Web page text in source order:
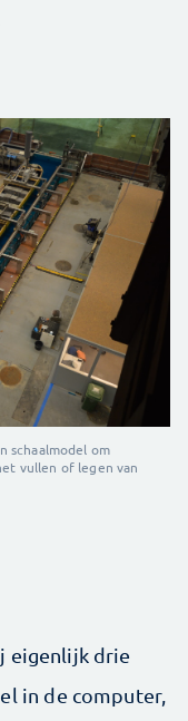
schaalmodel om
vullen of legen van
eigenlijk drie
in de computer,